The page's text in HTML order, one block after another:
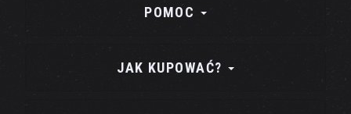
POMOC
JAK KUPOWAĆ?